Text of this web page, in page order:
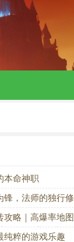
本命神职
锋，法师的独行修
攻略｜高爆率地图
散人稳赚玩法
纯粹的游戏乐趣